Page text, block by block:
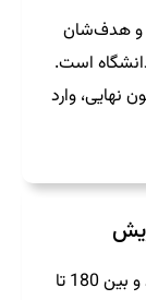
می‌کشند و هدف‌شان
است.
نهایی، وارد
دوره لیسانس حداقل شش ترم طول می‌کشد و بین 180 تا